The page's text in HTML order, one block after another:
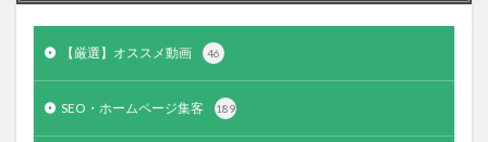
【厳選】オススメ動画 46
SEO・ホームページ集客 189